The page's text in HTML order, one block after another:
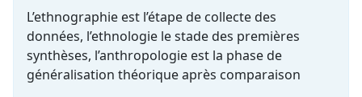
L’ethnographie est l’étape de collecte des
données, l’ethnologie le stade des premières
synthèses, l’anthropologie est la phase de
généralisation théorique après comparaison